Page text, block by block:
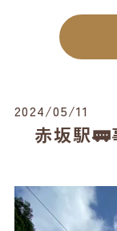
2024/05/11
赤坂駅